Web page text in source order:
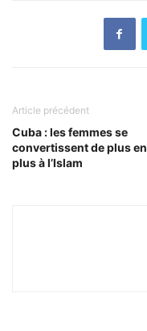
Article précédent
Cuba : les femmes se
convertissent de plus en
plus à l’Islam